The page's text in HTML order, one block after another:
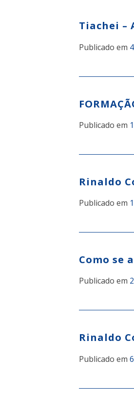
Tiachei –
Publicado em
Publicado em
Rinaldo
Publicado em
Como se
Publicado em
Rinaldo
Publicado em